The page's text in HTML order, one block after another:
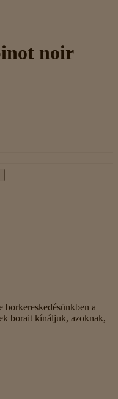
noir
borkereskedésünkben a
borait kínáljuk, azoknak,